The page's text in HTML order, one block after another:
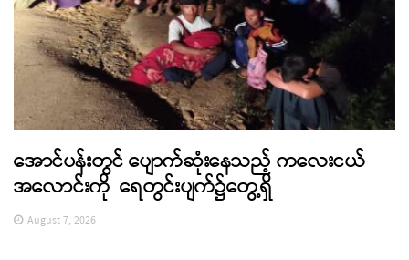
အောင်ပန်းတွင် ပျောက်ဆုံးနေသည့် ကလေးငယ်
အလောင်းကို ရေတွင်းပျက်၌တွေ့ရှိ
August 7, 2026